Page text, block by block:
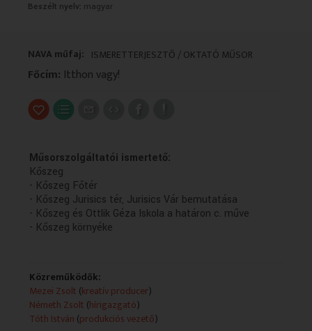
Beszélt nyelv: magyar
NAVA műfaj: ISMERETTERJESZTŐ / OKTATÓ MŰSOR
Főcím: Itthon vagy!
Műsorszolgáltatói ismertető:
Kőszeg
- Kőszeg Főtér
- Kőszeg Jurisics tér, Jurisics Vár bemutatása
- Kőszeg és Ottlik Géza Iskola a határon c. műve
- Kőszeg környéke
Közreműködők:
Mezei Zsolt (kreatív producer)
Németh Zsolt (hírigazgató)
Tóth István (produkciós vezető)